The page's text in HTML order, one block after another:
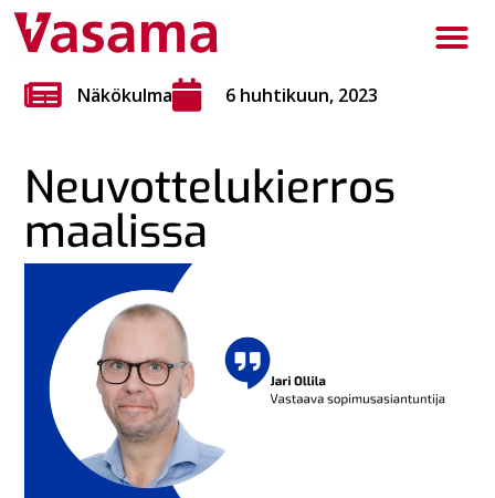
Näkökulma 6 huhtikuun, 2023
Neuvottelukierros
maalissa